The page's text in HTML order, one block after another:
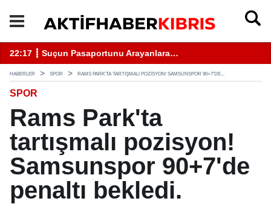
18:05 ┋ Beş ilçede asayiş ve trafik denetimleri yapıldı...
HABERLER SPOR RAMS PARK'TA TARTIŞMALI POZISYON! SAMSUNSPOR 90+7'DE...
SPOR
Rams Park'ta
tartışmalı pozisyon!
Samsunspor 90+7'de
penaltı bekledi.